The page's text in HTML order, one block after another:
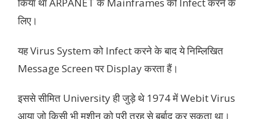
किया था ARPANET के Mainframes को Infect करने के
लिए।
यह Virus System को Infect करने के बाद ये निम्लिखित
Message Screen पर Display करता हैं।
इससे सीमित University ही जुड़े थे 1974 में Webit Virus
आया जो किसी भी मशीन को पूरी तरह से बर्बाद कर सकता था।